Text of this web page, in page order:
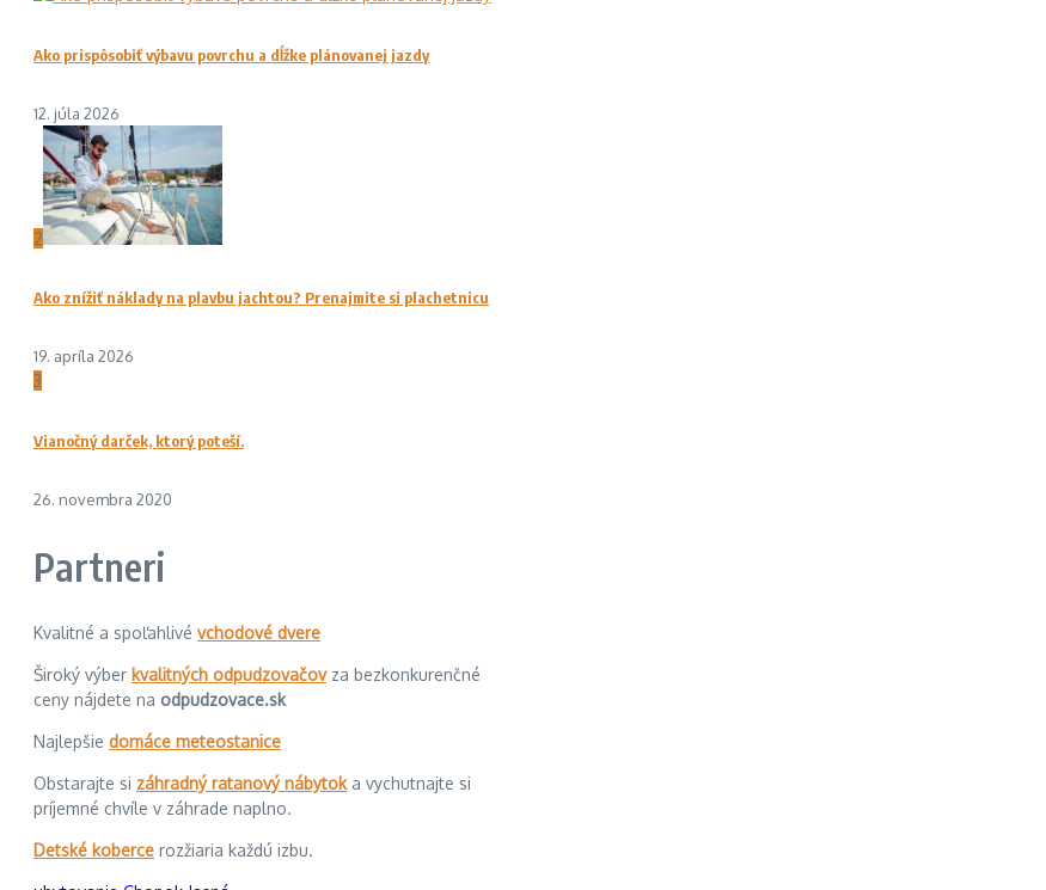
Ako prispôsobiť výbavu povrchu a dĺžke plánovanej jazdy
12. júla 2026
2
Ako znížiť náklady na plavbu jachtou? Prenajmite si plachetnicu
19. apríla 2026
3
Vianočný darček, ktorý poteší.
26. novembra 2020
Partneri
Kvalitné a spoľahlivé vchodové dvere
Široký výber kvalitných odpudzovačovza bezkonkurenčné
ceny nájdete na odpudzovace.sk
Najlepšie domáce meteostanice
Obstarajte si záhradný ratanový nábytoka vychutnajte si
príjemné chvíle v záhrade naplno.
Detské koberce rozžiaria každú izbu.